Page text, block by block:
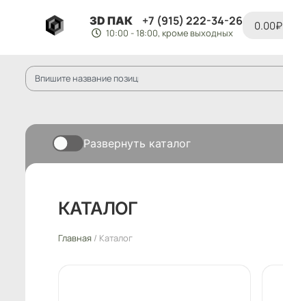
3D ПАК +7 (915) 222-34-26
10:00 - 18:00, кроме выходных
0.00₽
Развернуть каталог
КАТАЛОГ
Главная / Каталог